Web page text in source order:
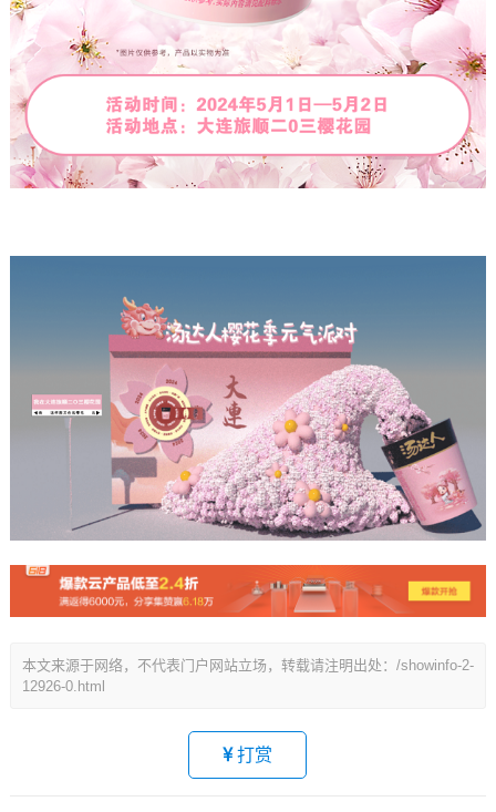
本文来源于网络，不代表门户网站立场，转载请注明出处：/showinfo-2-
12926-0.html
打赏